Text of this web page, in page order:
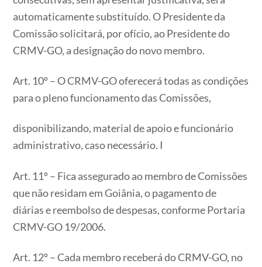
automaticamente substituído. O Presidente da
Comissão solicitará, por ofício, ao Presidente do
CRMV-GO, a designação do novo membro.
Art. 10º – O CRMV-GO oferecerá todas as condições
para o pleno funcionamento das Comissões,
disponibilizando, material de apoio e funcionário
administrativo, caso necessário. I
Art. 11º – Fica assegurado ao membro de Comissões
que não residam em Goiânia, o pagamento de
diárias e reembolso de despesas, conforme Portaria
CRMV-GO 19/2006.
Art. 12º – Cada membro receberá do CRMV-GO, no